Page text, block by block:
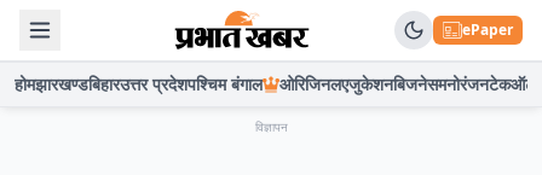
ePaper
होमझारखण्डबिहारउत्तर प्रदेशपश्चिम बंगाल ओरिजिनलएजुकेशनबिजनेसमनोरंजनटेकऑटो
विज्ञापन